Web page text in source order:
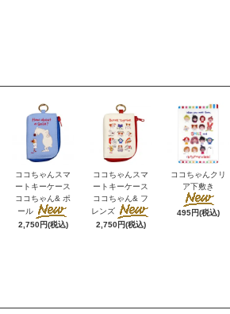
ココちゃんスマ
ートキーケース
ココちゃん& ポ
ール
2,750円(税込)
ココちゃんスマ
ートキーケース
ココちゃん& フ
レンズ
2,750円(税込)
ココちゃんクリ
ア下敷き
495円(税込)